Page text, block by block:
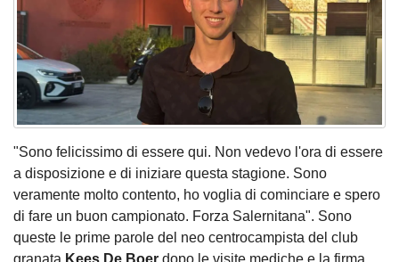
"Sono felicissimo di essere qui. Non vedevo l'ora di essere
a disposizione e di iniziare questa stagione. Sono
veramente molto contento, ho voglia di cominciare e spero
di fare un buon campionato. Forza Salernitana". Sono
queste le prime parole del neo centrocampista del club
granata Kees De Boer dopo le visite mediche e la firma